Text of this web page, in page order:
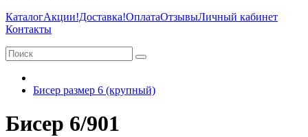
КаталогАкции!Доставка!ОплатаОтзывыЛичный кабинет
Контакты
Бисер размер 6 (крупный)
Бисер 6/901